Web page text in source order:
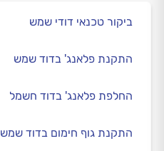
ביקור טכנאי דודי שמש
התקנת פלאנג' בדוד שמש
החלפת פלאנג' בדוד חשמל
התקנת גוף חימום בדוד שמש